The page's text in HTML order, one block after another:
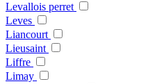
Levallois perret
Leves
Liancourt
Lieusaint
Liffre
Limay